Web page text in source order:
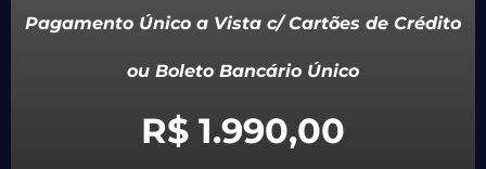
Pagamento Único a Vista c/ Cartões de Crédito
ou Boleto Bancário Único
R$ 1.990,00